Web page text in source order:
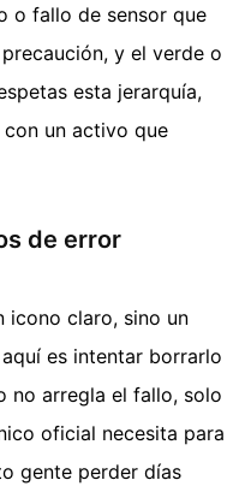
o fallo de sensor que
y el verde o
esta jerarquía,
un activo que
de error
icono claro, sino un
es intentar borrarlo
no arregla el fallo, solo
oficial necesita para
gente perder días